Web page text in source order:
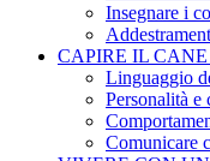
Insegnare i
CAPIRE IL CANE
Linguaggio
Personalità e
Comunicare